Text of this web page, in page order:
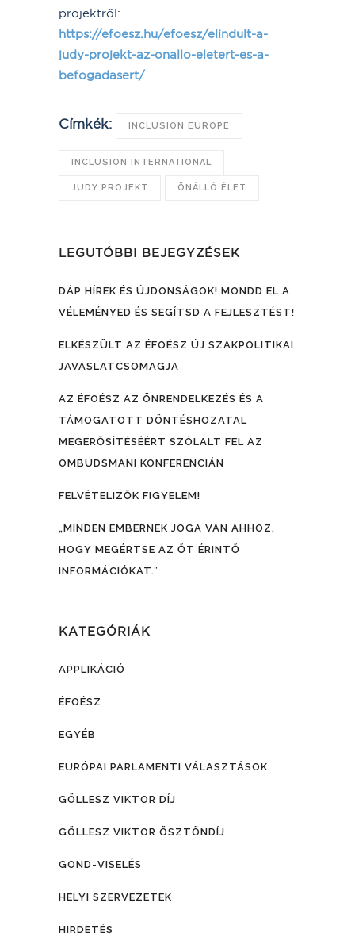
projektről:
https://efoesz.hu/efoesz/elindult-a-
judy-projekt-az-onallo-eletert-es-a-
befogadasert/
Címkék: INCLUSION EUROPE
INCLUSION INTERNATIONAL
JUDY PROJEKT ÖNÁLLÓ ÉLET
LEGUTÓBBI BEJEGYZÉSEK
DÁP HÍREK ÉS ÚJDONSÁGOK! MONDD EL A
VÉLEMÉNYED ÉS SEGÍTSD A FEJLESZTÉST!
ELKÉSZÜLT AZ ÉFOÉSZ ÚJ SZAKPOLITIKAI
JAVASLATCSOMAGJA
AZ ÉFOÉSZ AZ ÖNRENDELKEZÉS ÉS A
TÁMOGATOTT DÖNTÉSHOZATAL
MEGERŐSÍTÉSÉÉRT SZÓLALT FEL AZ
OMBUDSMANI KONFERENCIÁN
FELVÉTELIZŐK FIGYELEM!
„MINDEN EMBERNEK JOGA VAN AHHOZ,
HOGY MEGÉRTSE AZ ŐT ÉRINTŐ
INFORMÁCIÓKAT.”
KATEGÓRIÁK
APPLIKÁCIÓ
ÉFOÉSZ
EGYÉB
EURÓPAI PARLAMENTI VÁLASZTÁSOK
GÖLLESZ VIKTOR DÍJ
GÖLLESZ VIKTOR ÖSZTÖNDÍJ
GOND-VISELÉS
HELYI SZERVEZETEK
HIRDETÉS